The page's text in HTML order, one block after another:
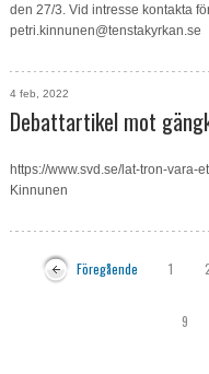
den 27/3. Vid intresse kontakta
petri.kinnunen@tenstakyrkan.se
4 feb, 2022
Debattartikel mot
https://www.svd.se/lat-tron-vara-
Kinnunen
Föregående 1
9